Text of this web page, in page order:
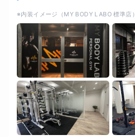
※内装イメージ（MY BODY LABO 標準店）